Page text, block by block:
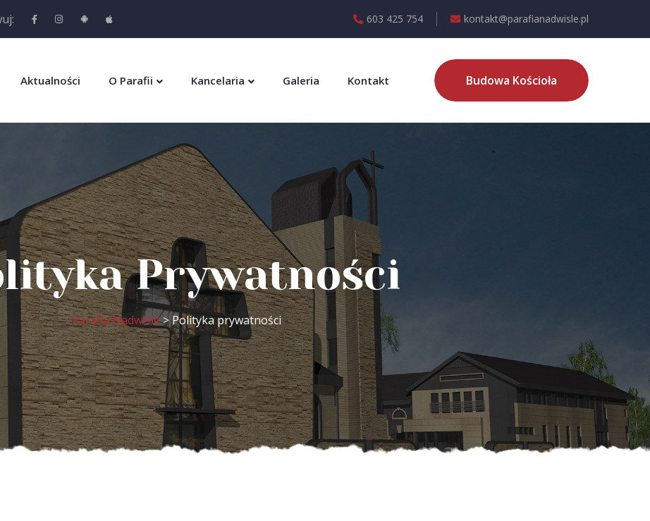
603 425 754 kontakt@parafianadwisle.pl
Aktualności O Parafii Kancelaria Galeria Kontakt Budowa Kościoła
Prywatności
Parafia Nadwiśle>Polityka prywatności